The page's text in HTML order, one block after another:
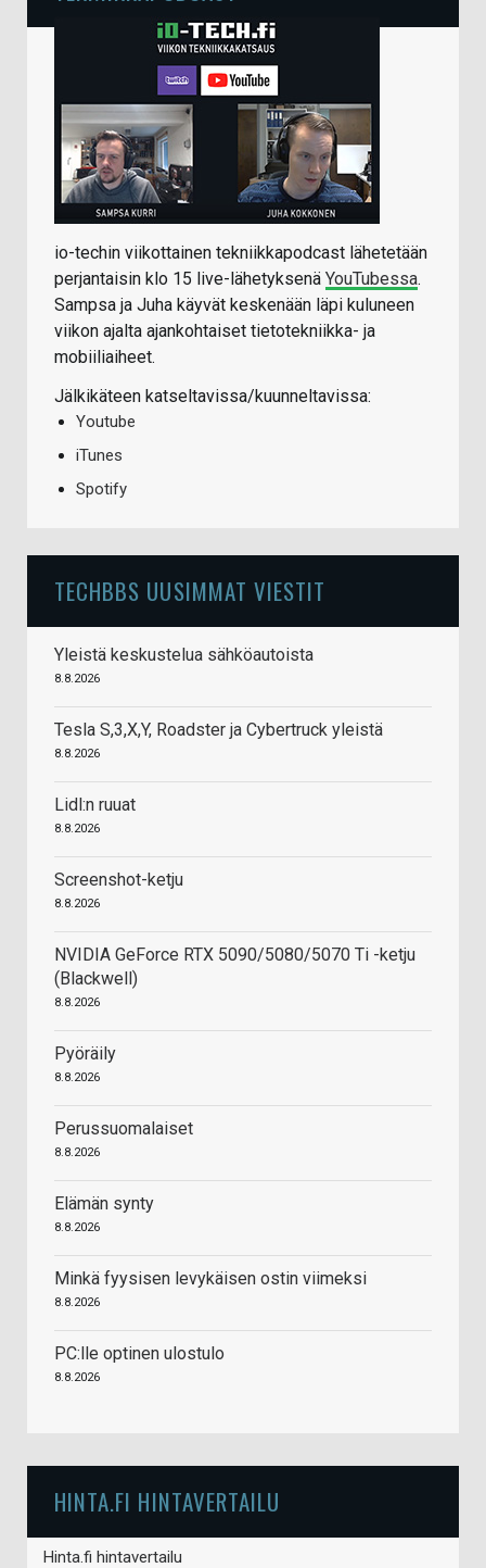
io-techin viikottainen tekniikkapodcast lähetetään
perjantaisin klo 15 live-lähetyksenä YouTubessa.
Sampsa ja Juha käyvät keskenään läpi kuluneen
viikon ajalta ajankohtaiset tietotekniikka- ja
mobiiliaiheet.
Jälkikäteen katseltavissa/kuunneltavissa:
Youtube
iTunes
Spotify
TECHBBS UUSIMMAT VIESTIT
Yleistä keskustelua sähköautoista
8.8.2026
Tesla S,3,X,Y, Roadster ja Cybertruck yleistä
8.8.2026
Lidl:n ruuat
8.8.2026
Screenshot-ketju
8.8.2026
NVIDIA GeForce RTX 5090/5080/5070 Ti -ketju
(Blackwell)
8.8.2026
Pyöräily
8.8.2026
Perussuomalaiset
8.8.2026
Elämän synty
8.8.2026
Minkä fyysisen levykäisen ostin viimeksi
8.8.2026
PC:lle optinen ulostulo
8.8.2026
HINTA.FI HINTAVERTAILU
Hinta.fi hintavertailu